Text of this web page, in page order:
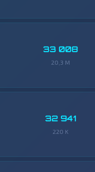
33 008
20,3 M
32 941
220 K